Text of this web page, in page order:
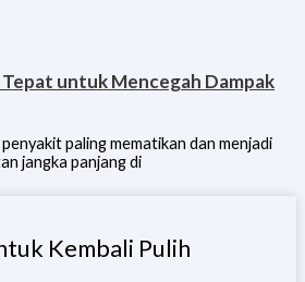
untuk Mencegah Dampak
paling mematikan dan menjadi
jangka panjang di
Kembali Pulih